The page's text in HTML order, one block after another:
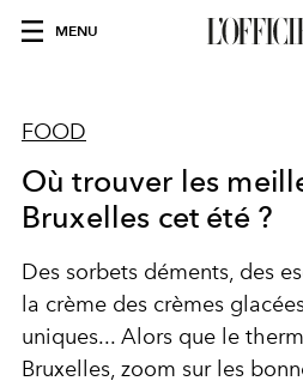
MENU
FOOD
Où trouver les
Bruxelles cet été ?
Des sorbets déments, des
la crème des crèmes
uniques... Alors que le
Bruxelles, zoom sur les